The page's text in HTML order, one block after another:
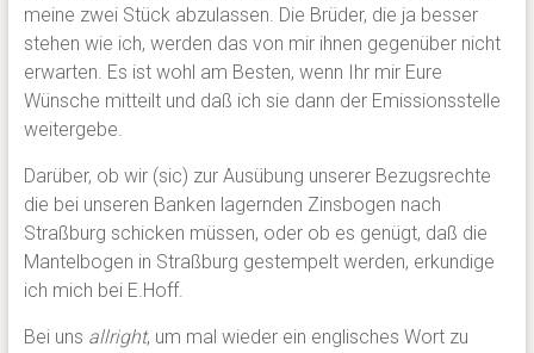
meine zwei Stück abzulassen. Die Brüder, die ja besser
stehen wie ich, werden das von mir ihnen gegenüber nicht
erwarten. Es ist wohl am Besten, wenn Ihr mir Eure
Wünsche mitteilt und daß ich sie dann der Emissionsstelle
weitergebe.
Darüber, ob wir (sic) zur Ausübung unserer Bezugsrechte
die bei unseren Banken lagernden Zinsbogen nach
Straßburg schicken müssen, oder ob es genügt, daß die
Mantelbogen in Straßburg gestempelt werden, erkundige
ich mich bei E.Hoff.
Bei uns allright, um mal wieder ein englisches Wort zu